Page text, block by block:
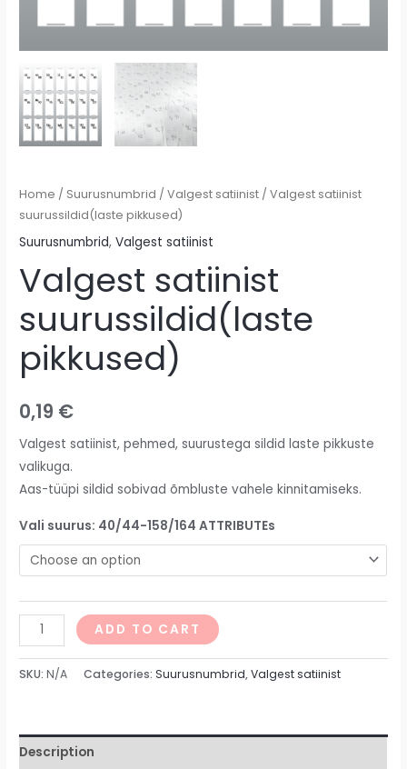
Home / Suurusnumbrid /Valgest satiinist / Valgest satiinist
suurussildid(laste pikkused)
Suurusnumbrid,Valgest satiinist
Valgest satiinist
suurussildid(laste
pikkused)
0,19 €
Valgest satiinist, pehmed, suurustega sildid laste pikkuste
valikuga.
Aas-tüüpi sildid sobivad õmbluste vahele kinnitamiseks.
Vali suurus: 40/44-158/164 ATTRIBUTEs
ADD TO CART
SKU:N/A Categories:Suurusnumbrid,Valgest satiinist
Description